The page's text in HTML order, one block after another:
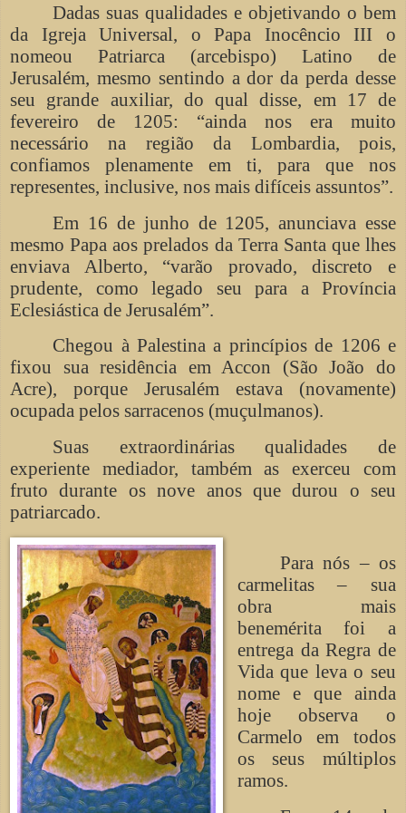
Dadas suas qualidades e objetivando o bem
da Igreja Universal, o Papa Inocêncio III o
nomeou Patriarca (arcebispo) Latino de
Jerusalém, mesmo sentindo a dor da perda desse
seu grande auxiliar, do qual disse, em 17 de
fevereiro de 1205: “ainda nos era muito
necessário na região da Lombardia, pois,
confiamos plenamente em ti, para que nos
representes, inclusive, nos mais difíceis assuntos”.
Em 16 de junho de 1205, anunciava esse
mesmo Papa aos prelados da Terra Santa que lhes
enviava Alberto, “varão provado, discreto e
prudente, como legado seu para a Província
Eclesiástica de Jerusalém”.
Chegou à Palestina a princípios de 1206 e
fixou sua residência em Accon (São João do
Acre), porque Jerusalém estava (novamente)
ocupada pelos sarracenos (muçulmanos).
Suas extraordinárias qualidades de
experiente mediador, também as exerceu com
fruto durante os nove anos que durou o seu
patriarcado.
Para nós – os
carmelitas – sua
obra mais
benemérita foi a
entrega da Regra de
Vida que leva o seu
nome e que ainda
hoje observa o
Carmelo em todos
os seus múltiplos
ramos.